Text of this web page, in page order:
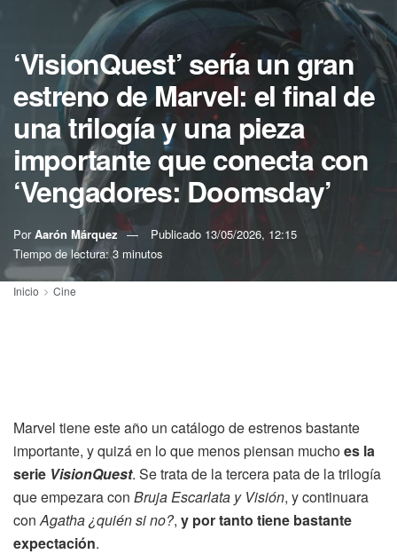
‘VisionQuest’ sería un gran
estreno de Marvel: el final de
una trilogía y una pieza
importante que conecta con
‘Vengadores: Doomsday’
Por Aarón Márquez Publicado 13/05/2026, 12:15
Tiempo de lectura: 3 minutos
Inicio Cine
Marvel tiene este año un catálogo de estrenos bastante
importante, y quizá en lo que menos piensan muchoes la
serie VisionQuest. Se trata de la tercera pata de la trilogía
que empezara con Bruja Escarlata y Visión, y continuara
conAgatha ¿quién si no?, y por tanto tiene bastante
expectación.